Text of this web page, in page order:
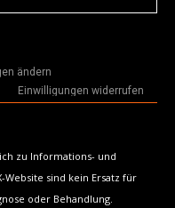
ändern
Einwilligungen widerrufen
zu Informations- und
Website sind kein Ersatz für
oder Behandlung.